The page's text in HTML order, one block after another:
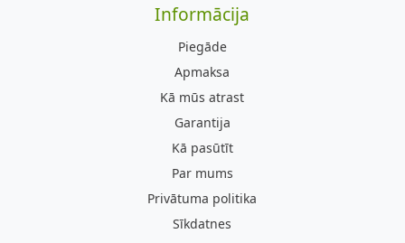
Informācija
Piegāde
Apmaksa
Kā mūs atrast
Garantija
Kā pasūtīt
Par mums
Privātuma politika
Sīkdatnes